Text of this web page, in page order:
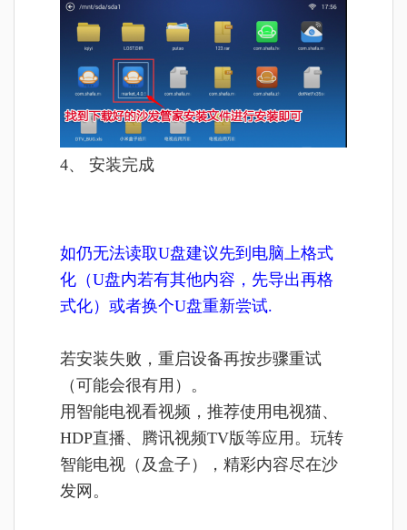
4、 安装完成
如仍无法读取U盘建议先到电脑上格式
化（U盘内若有其他内容，先导出再格
式化）或者换个U盘重新尝试.
若安装失败，重启设备再按步骤重试
（可能会很有用）。
用智能电视看视频，推荐使用电视猫、
HDP直播、腾讯视频TV版等应用。玩转
智能电视（及盒子），精彩内容尽在沙
发网。